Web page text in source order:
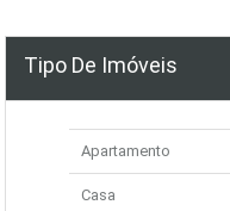
Tipo De Imóveis
Apartamento
Casa